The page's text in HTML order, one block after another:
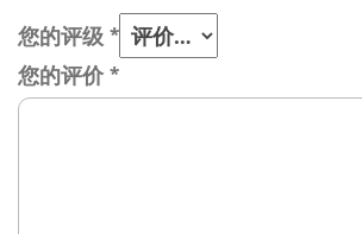
您的评级 *
您的评价*